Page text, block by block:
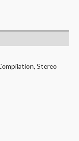
Stereo